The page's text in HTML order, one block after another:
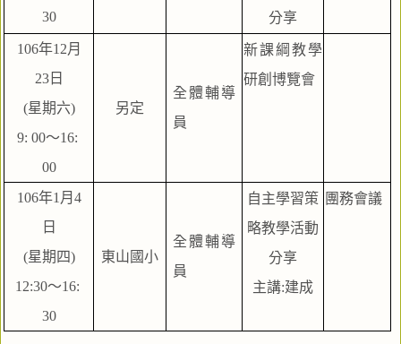
30
分享
106年12月
23日
(星期六)
9: 00～16:
00
另定
全體輔導
員
新課綱教學
研創博覽會
106年1月4
日
(星期四)
12:30～16:
30
東山國小
全體輔導
員
自主學習策
略教學活動
分享
主講:建成
團務會議